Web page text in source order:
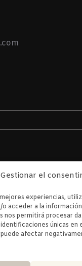
Gestionar el
experiencias,
o acceder a la
nos permitirá procesar
identificaciones únicas
afectar